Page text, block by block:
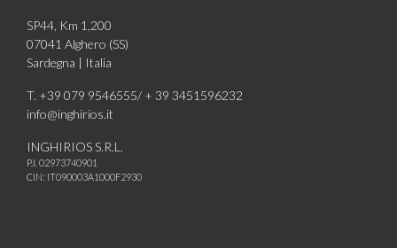
SP44, Km 1,200
07041 Alghero (SS)
Sardegna | Italia
T. +39 079 9546555/ + 39 3451596232
info@inghirios.it
INGHIRIOS S.R.L.
P.I. 02973740901
CIN: IT090003A1000F2930